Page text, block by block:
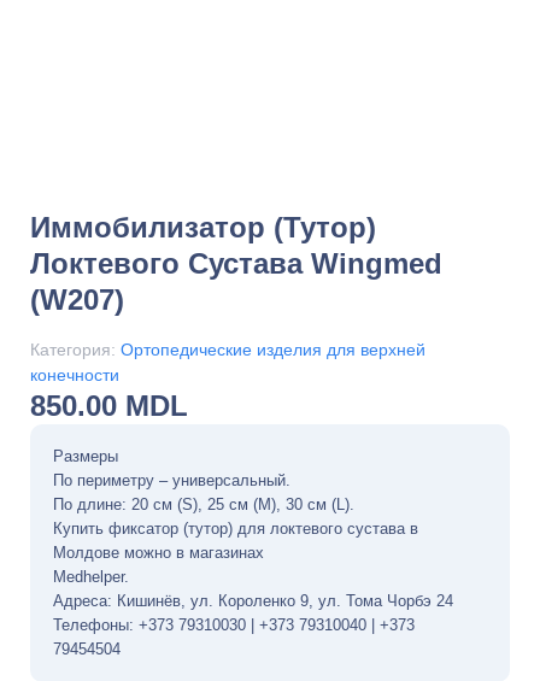
Иммобилизатор (тутор)
Локтевого Сустава Wingmed
(W207)
Категория: Ортопедические изделия для верхней
конечности
850.00 MDL
Размеры
По периметру – универсальный.
По длине: 20 см (S), 25 см (M), 30 см (L).
Купить фиксатор (тутор) для локтевого сустава в
Молдове можно в магазинах
Medhelper.
Адреса: Кишинёв, ул. Короленко 9, ул. Тома Чорбэ 24
Телефоны: +373 79310030 | +373 79310040 | +373
79454504